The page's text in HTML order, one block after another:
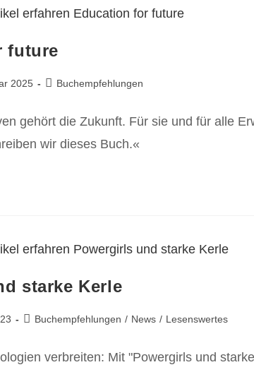
future
2025 Buchempfehlungen
gehört die Zukunft. Für sie und für alle
wir dieses Buch.«
starke Kerle
Buchempfehlungen / News / Lesenswertes
verbreiten: Mit "Powergirls und